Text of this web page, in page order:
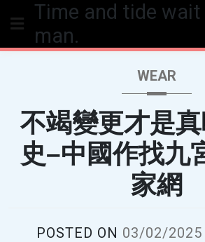
Time and tide
man.
WEAR
不竭變更才是
史–中國作找九
家網
POSTED ON 03/02/2025